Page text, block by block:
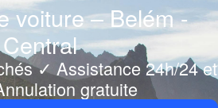
voiture – Belém -
Central
✓ Assistance 24h/24 et
gratuite